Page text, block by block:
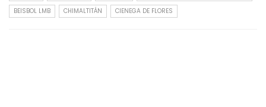
BEISBOL LMB
CHIMALTITÁN CIENEGA DE FLORES